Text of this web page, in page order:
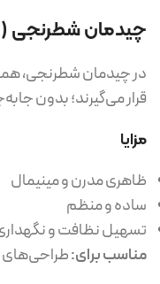
چیدمان شطرنجی (Stacked Bond)
در چیدمان شطرنجی،
قرار می‌گیرند؛ بدون
مزایا
ظاهری مدرن و مینیمال
ساده و منظم
تسهیل نظافت و
مناسب برای:طراحی‌های